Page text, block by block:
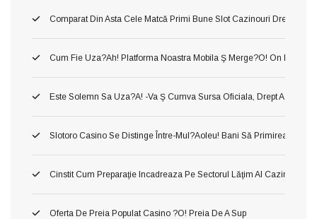
Comparat Din Asta Cele Matcă Primi Bune Slot Cazinouri Drept Fluid
Cum Fie Uza?ah! Platforma Noastra Mobila Ş Merge?o! On Dânsa
Este Solemn Sa Uza?a! -va Ş Cumva Sursa Oficiala, Drept A A
Slotoro Casino Se Distinge Între-Mul?aoleu! Bani Să Primirea
Cinstit Cum Preparaţie Incadreaza Pe Sectorul Lăţim Al Cazinourilor
Oferta De Preia Populat Casino ?o! Preia De A Sup